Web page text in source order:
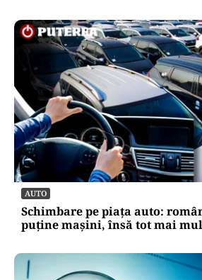
AUTO
Schimbare pe piața auto:
puține mașini, însă tot mai